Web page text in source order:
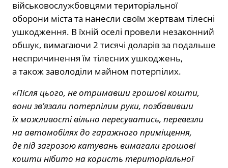
військовослужбовцями територіальної
оборони міста та нанесли своїм жертвам тілесні
ушкодження. В їхній оселі провели незаконний
обшук, вимагаючи 2 тисячі доларів за подальше
неспричинення їм тілесних ушкоджень,
а також заволоділи майном потерпілих.
«Після цього, не отримавши грошові кошти,
вони зв’язали потерпілим руки, позбавивши
їх можливості вільно пересуватись, перевезли
на автомобілях до гаражного приміщення,
де під загрозою катувань вимагали грошові
кошти нібито на користь територіальної